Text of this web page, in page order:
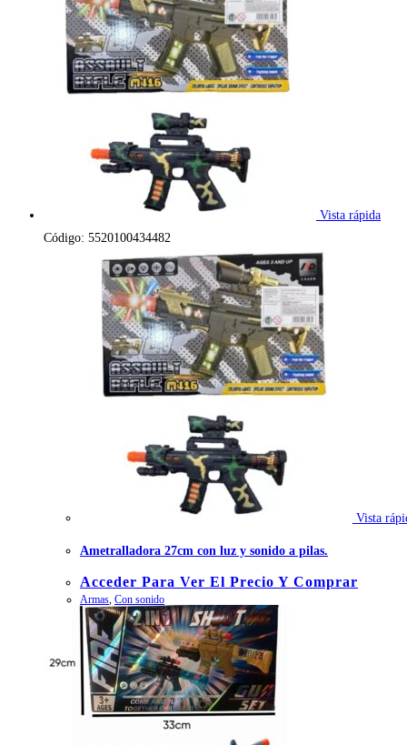
Vista rápida
Código: 5520100434482
Vista
Ametralladora 27cm con luz y sonido a pilas.
Acceder Para Ver El Precio Y Comprar
Armas, Con sonido